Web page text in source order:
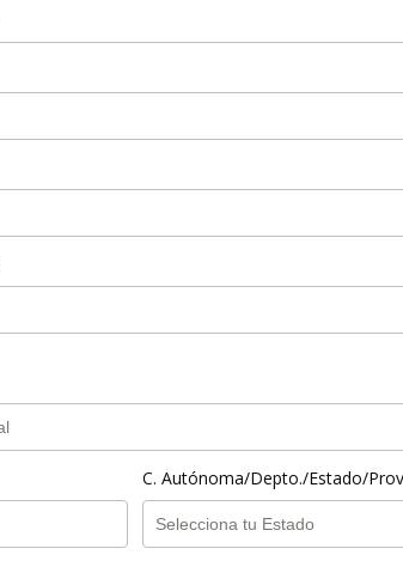
C. Autónoma/Depto./Estado/